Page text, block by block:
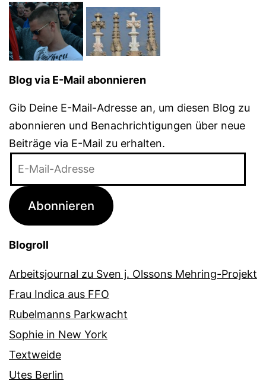
Blog via E-Mail abonnieren
Gib Deine E-Mail-Adresse an, um diesen Blog zu
abonnieren und Benachrichtigungen über neue
Beiträge via E-Mail zu erhalten.
Adresse
Abonnieren
Blogroll
Arbeitsjournal zu Sven j. Olssons Mehring-Projekt
Frau Indica aus FFO
Rubelmanns Parkwacht
Sophie in New York
Textweide
Utes Berlin